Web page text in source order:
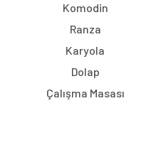
Komodin
Ranza
Karyola
Dolap
Çalışma Masası